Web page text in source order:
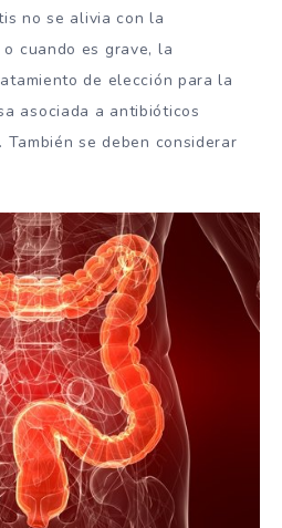
no se alivia con la
cuando es grave, la
de elección para la
asociada a antibióticos
se deben considerar